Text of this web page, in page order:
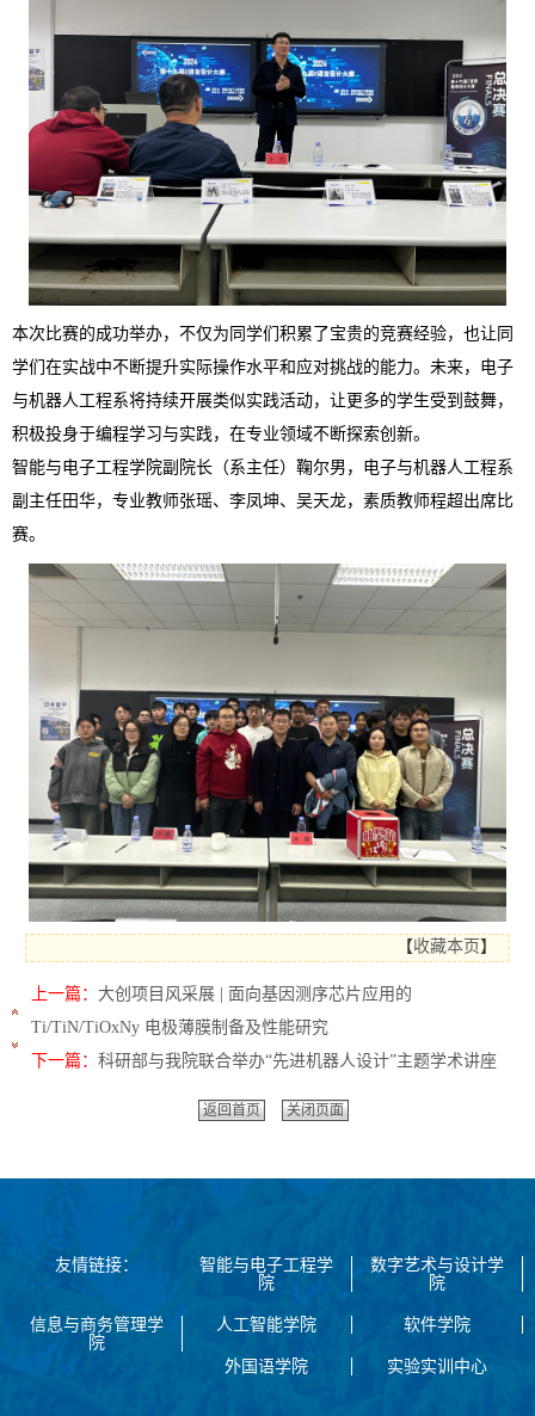
本次比赛的成功举办，不仅为同学们积累了宝贵的竞赛经验，也让同
学们在实战中不断提升实际操作水平和应对挑战的能力。未来，电子
与机器人工程系将持续开展类似实践活动，让更多的学生受到鼓舞，
积极投身于编程学习与实践，在专业领域不断探索创新。
智能与电子工程学院副院长（系主任）鞠尔男，电子与机器人工程系
副主任田华，专业教师张瑶、李凤坤、吴天龙，素质教师程超出席比
赛。
【收藏本页 】
上一篇： 大创项目风采展 | 面向基因测序芯片应用的
Ti/TiN/TiOxNy 电极薄膜制备及性能研究
下一篇： 科研部与我院联合举办“先进机器人设计”主题学术讲座
返回首页 关闭页面
友情链接：
智能与电子工程学
院
数字艺术与设计学
院
信息与商务管理学
院
人工智能学院 软件学院
外国语学院 实验实训中心